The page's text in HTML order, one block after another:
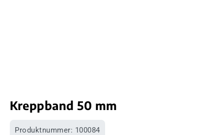
Kreppband 50 mm
Produktnummer: 100084